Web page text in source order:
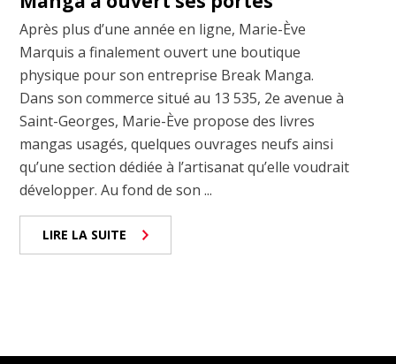
Après plus d’une année en ligne, Marie-Ève
Marquis a finalement ouvert une boutique
physique pour son entreprise Break Manga.
Dans son commerce situé au 13 535, 2e avenue à
Saint-Georges, Marie-Ève propose des livres
mangas usagés, quelques ouvrages neufs ainsi
qu’une section dédiée à l’artisanat qu’elle voudrait
développer. Au fond de son ...
LIRE LA SUITE